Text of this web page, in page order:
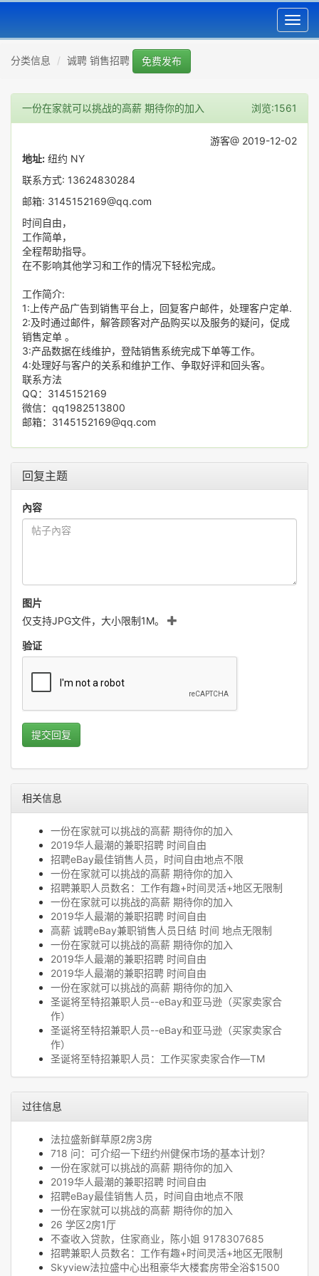
分类信息 诚聘 销售招聘 免费发布
一份在家就可以挑战的高薪 期待你的加入 浏览:1561
游客@ 2019-12-02
地址: 纽约 NY
联系方式: 13624830284
邮箱: 3145152169@qq.com
时间自由，
工作简单，
全程帮助指导。
在不影响其他学习和工作的情况下轻松完成。
工作简介:
1:上传产品广告到销售平台上，回复客户邮件，处理客户定单.
2:及时通过邮件，解答顾客对产品购买以及服务的疑问，促成
销售定单 。
3:产品数据在线维护，登陆销售系统完成下单等工作。
4:处理好与客户的关系和维护工作、争取好评和回头客。
联系方法
QQ：3145152169
微信：qq1982513800
邮箱：3145152169@qq.com
回复主题
內容
图片
仅支持JPG文件，大小限制1M。
验证
提交回复
相关信息
一份在家就可以挑战的高薪 期待你的加入
2019华人最潮的兼职招聘 时间自由
招聘eBay最佳销售人员，时间自由地点不限
一份在家就可以挑战的高薪 期待你的加入
招聘兼职人员数名：工作有趣+时间灵活+地区无限制
一份在家就可以挑战的高薪 期待你的加入
2019华人最潮的兼职招聘 时间自由
高薪 诚聘eBay兼职销售人员日结 时间 地点无限制
一份在家就可以挑战的高薪 期待你的加入
2019华人最潮的兼职招聘 时间自由
2019华人最潮的兼职招聘 时间自由
一份在家就可以挑战的高薪 期待你的加入
圣诞将至特招兼职人员--eBay和亚马逊（买家卖家合
作）
圣诞将至特招兼职人员--eBay和亚马逊（买家卖家合
作）
圣诞将至特招兼职人员：工作买家卖家合作—TM
过往信息
法拉盛新鲜草原2房3房
718 问：可介绍一下纽约州健保市场的基本计划？
一份在家就可以挑战的高薪 期待你的加入
2019华人最潮的兼职招聘 时间自由
招聘eBay最佳销售人员，时间自由地点不限
一份在家就可以挑战的高薪 期待你的加入
26 学区2房1厅
不查收入贷款，住家商业，陈小姐 9178307685
招聘兼职人员数名：工作有趣+时间灵活+地区无限制
Skyview法拉盛中心出租豪华大楼套房带全浴$1500